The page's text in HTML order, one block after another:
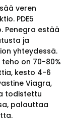
veren
PDE5
Penegra estää
ja
yhteydessä.
on 70-80%
kesto 4-6
Viagra,
todistettu
palauttaa